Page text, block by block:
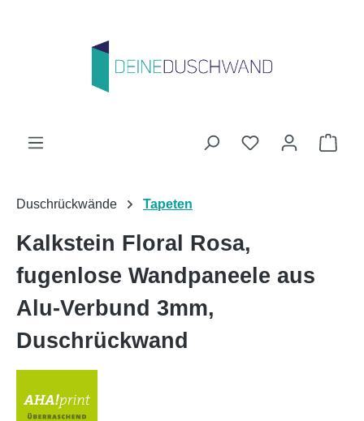
Du hast 0
Duschrückwände Tapeten
Kalkstein Floral Rosa,
fugenlose Wandpaneele aus
Alu-Verbund 3mm,
Duschrückwand